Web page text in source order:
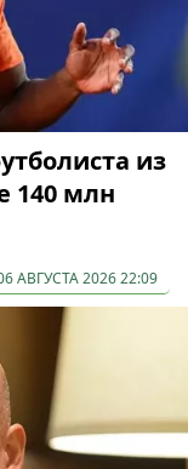
из
140 млн
АВГУСТА 2026 22:09